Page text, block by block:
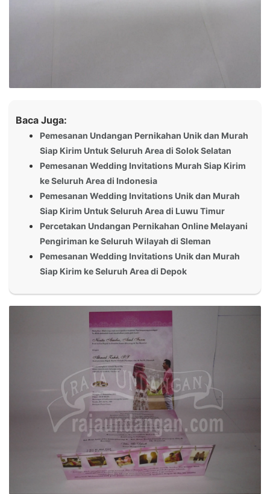
Baca Juga:
Pemesanan Undangan Pernikahan Unik dan Murah
Siap Kirim Untuk Seluruh Area di Solok Selatan
Pemesanan Wedding Invitations Murah Siap Kirim
ke Seluruh Area di Indonesia
Pemesanan Wedding Invitations Unik dan Murah
Siap Kirim Untuk Seluruh Area di Luwu Timur
Percetakan Undangan Pernikahan Online Melayani
Pengiriman ke Seluruh Wilayah di Sleman
Pemesanan Wedding Invitations Unik dan Murah
Siap Kirim ke Seluruh Area di Depok